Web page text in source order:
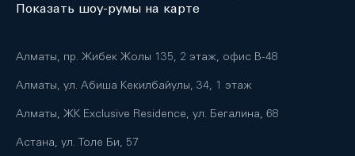
Показать шоу-румы на карте
Алматы, пр. Жибек Жолы 135, 2 этаж, офис B-48
Алматы, ул. Абиша Кекилбайулы, 34, 1 этаж
Алматы, ЖК Exclusive Residence, ул. Бегалина, 68
Астана, ул. Толе Би, 57